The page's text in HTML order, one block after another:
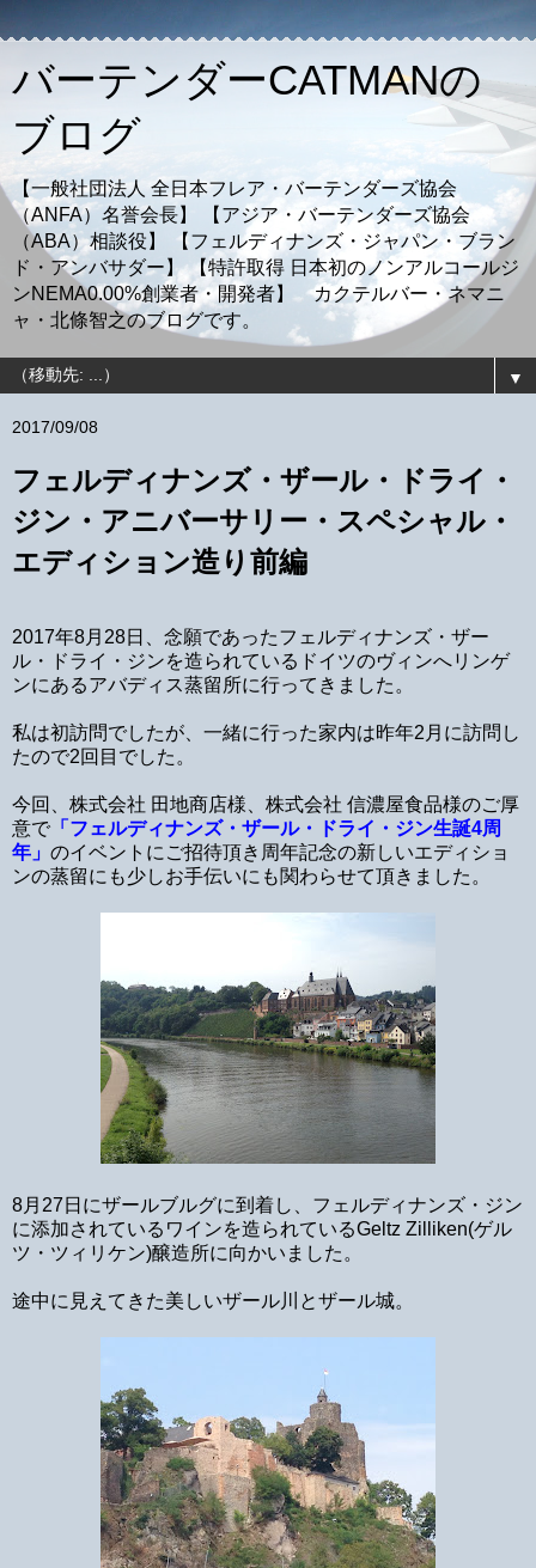
バーテンダーCATMANの
ブログ
【一般社団法人 全日本フレア・バーテンダーズ協会
（ANFA）名誉会長】 【アジア・バーテンダーズ協会
（ABA）相談役】 【フェルディナンズ・ジャパン・ブラン
ド・アンバサダー】 【特許取得 日本初のノンアルコールジ
ンNEMA0.00%創業者・開発者】 カクテルバー・ネマニ
ャ・北條智之のブログです。
▼
2017/09/08
フェルディナンズ・ザール・ドライ・
ジン・アニバーサリー・スペシャル・
エディション造り前編
2017年8月28日、念願であったフェルディナンズ・ザー
ル・ドライ・ジンを造られているドイツのヴィンへリンゲ
ンにあるアバディス蒸留所に行ってきました。
私は初訪問でしたが、一緒に行った家内は昨年2月に訪問し
たので2回目でした。
今回、株式会社 田地商店様、株式会社 信濃屋食品様のご厚
意で 「フェルディナンズ・ザール・ドライ・ジン生誕4周
年」 のイベントにご招待頂き周年記念の新しいエディショ
ンの蒸留にも少しお手伝いにも関わらせて頂きました。
8月27日にザールブルグに到着し、フェルディナンズ・ジン
に添加されているワインを造られているGeltz Zilliken(ゲル
ツ・ツィリケン)醸造所に向かいました。
途中に見えてきた美しいザール川とザール城。